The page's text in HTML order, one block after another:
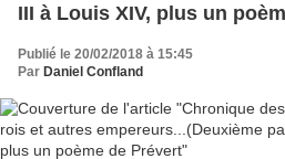
III à Louis XIV, plus un
Publié le 20/02/2018 à 15:45
Par Daniel Confland